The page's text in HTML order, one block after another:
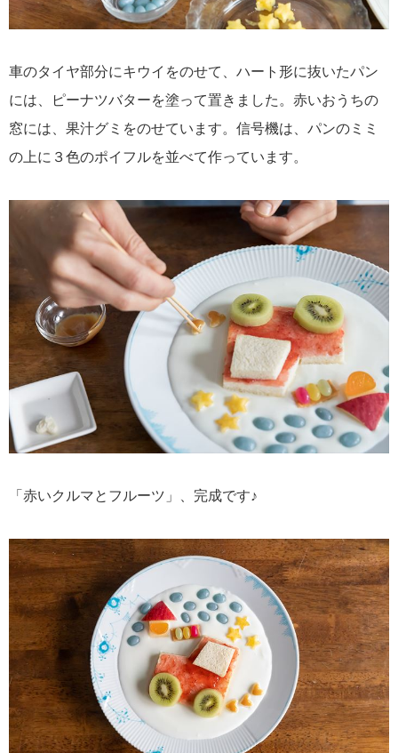
車のタイヤ部分にキウイをのせて、ハート形に抜いたパン
には、ピーナツバターを塗って置きました。赤いおうちの
窓には、果汁グミをのせています。信号機は、パンのミミ
の上に３色のポイフルを並べて作っています。
「赤いクルマとフルーツ」、完成です♪